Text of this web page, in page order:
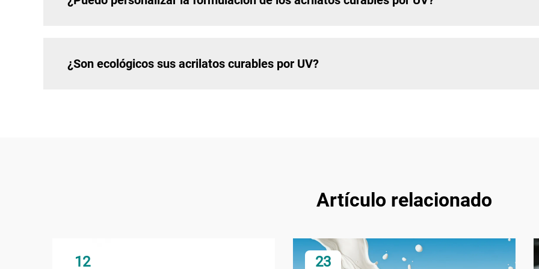
¿Son ecológicos sus acrilatos curables por UV?
Artículo relacionado
12 23